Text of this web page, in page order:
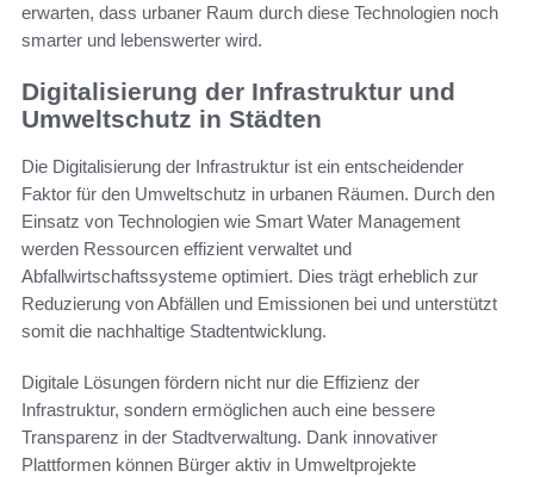
erwarten, dass urbaner Raum durch diese Technologien noch
smarter und lebenswerter wird.
Digitalisierung der Infrastruktur und
Umweltschutz in Städten
Die Digitalisierung der Infrastruktur ist ein entscheidender
Faktor für den Umweltschutz in urbanen Räumen. Durch den
Einsatz von Technologien wie Smart Water Management
werden Ressourcen effizient verwaltet und
Abfallwirtschaftssysteme optimiert. Dies trägt erheblich zur
Reduzierung von Abfällen und Emissionen bei und unterstützt
somit die nachhaltige Stadtentwicklung.
Digitale Lösungen fördern nicht nur die Effizienz der
Infrastruktur, sondern ermöglichen auch eine bessere
Transparenz in der Stadtverwaltung. Dank innovativer
Plattformen können Bürger aktiv in Umweltprojekte